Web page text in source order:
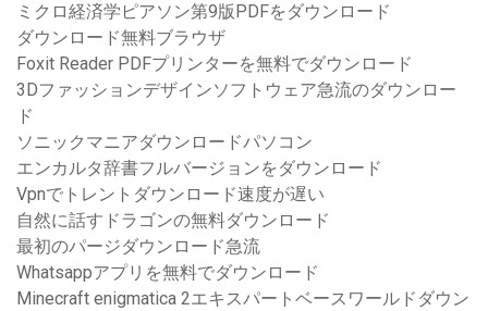
ミクロ経済学ピアソン第9版PDFをダウンロード
ダウンロード無料ブラウザ
Foxit Reader PDFプリンターを無料でダウンロード
3Dファッションデザインソフトウェア急流のダウンロー
ド
ソニックマニアダウンロードパソコン
エンカルタ辞書フルバージョンをダウンロード
Vpnでトレントダウンロード速度が遅い
自然に話すドラゴンの無料ダウンロード
最初のパージダウンロード急流
Whatsappアプリを無料でダウンロード
Minecraft enigmatica 2エキスパートベースワールドダウン